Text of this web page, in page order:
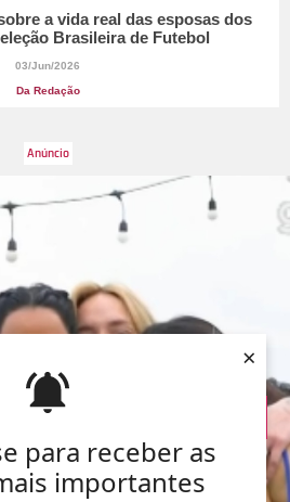
para receber as
importantes
×
a vida real das esposas dos
Brasileira de Futebol
03/Jun/2026
Da Redação